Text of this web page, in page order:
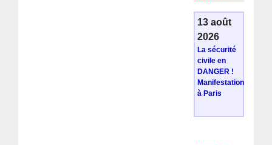
13 août
2026
La sécurité
civile en
DANGER !
Manifestation
à Paris